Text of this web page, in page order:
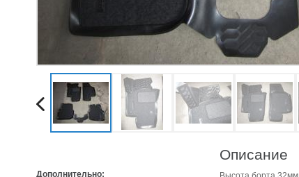
Дополнительно:
Описание